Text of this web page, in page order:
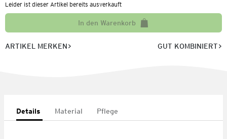
Leider ist dieser Artikel bereits ausverkauft
In den Warenkorb
ARTIKEL MERKEN GUT KOMBINIERT
Details Material Pflege